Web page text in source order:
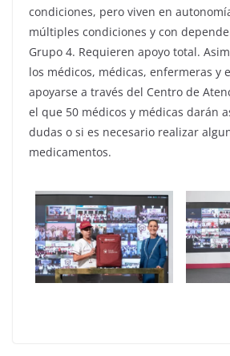
condiciones, pero viven en
múltiples condiciones y con
Grupo 4. Requieren apoyo total.
los médicos, médicas, enfermeras y
apoyarse a través del Centro de
el que 50 médicos y médicas darán
dudas o si es necesario realizar
medicamentos.